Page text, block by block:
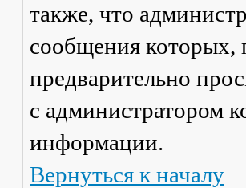
также, что
сообщения
предварительно
с администратором
информации.
Вернуться к началу